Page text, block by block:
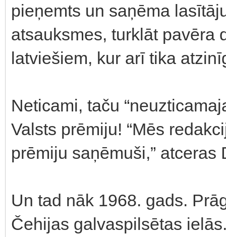
pieņemts un saņēma
atsauksmes, turklāt pavēra
latviešiem, kur arī tika
Neticami, taču
Valsts prēmiju! “Mēs
prēmiju saņēmuši,” atceras
Un tad nāk 1968. gads.
Čehijas galvaspilsētas